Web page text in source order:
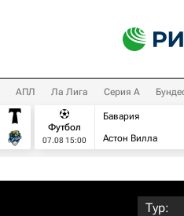
АПЛ Ла Лига Серия А
Футбол
07.08 15:00
Бавария
Астон Вилла
Тур: